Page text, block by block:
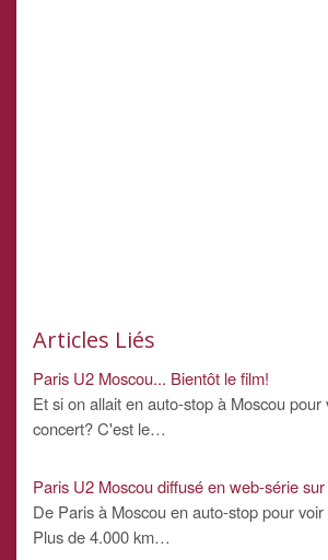
Articles Liés
Paris U2 Moscou... Bientôt le film!
Et si on allait en auto-stop à Moscou pour
concert? C'est le…
Paris U2 Moscou diffusé en web-série
De Paris à Moscou en auto-stop pour
Plus de 4.000 km…